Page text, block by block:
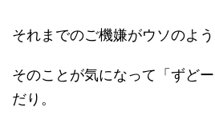
それまでのご機嫌がウソのよう
そのことが気になって「ずど
だり。